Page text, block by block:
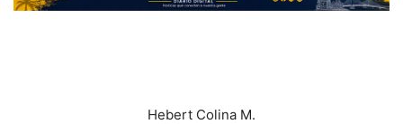
Hebert Colina M.